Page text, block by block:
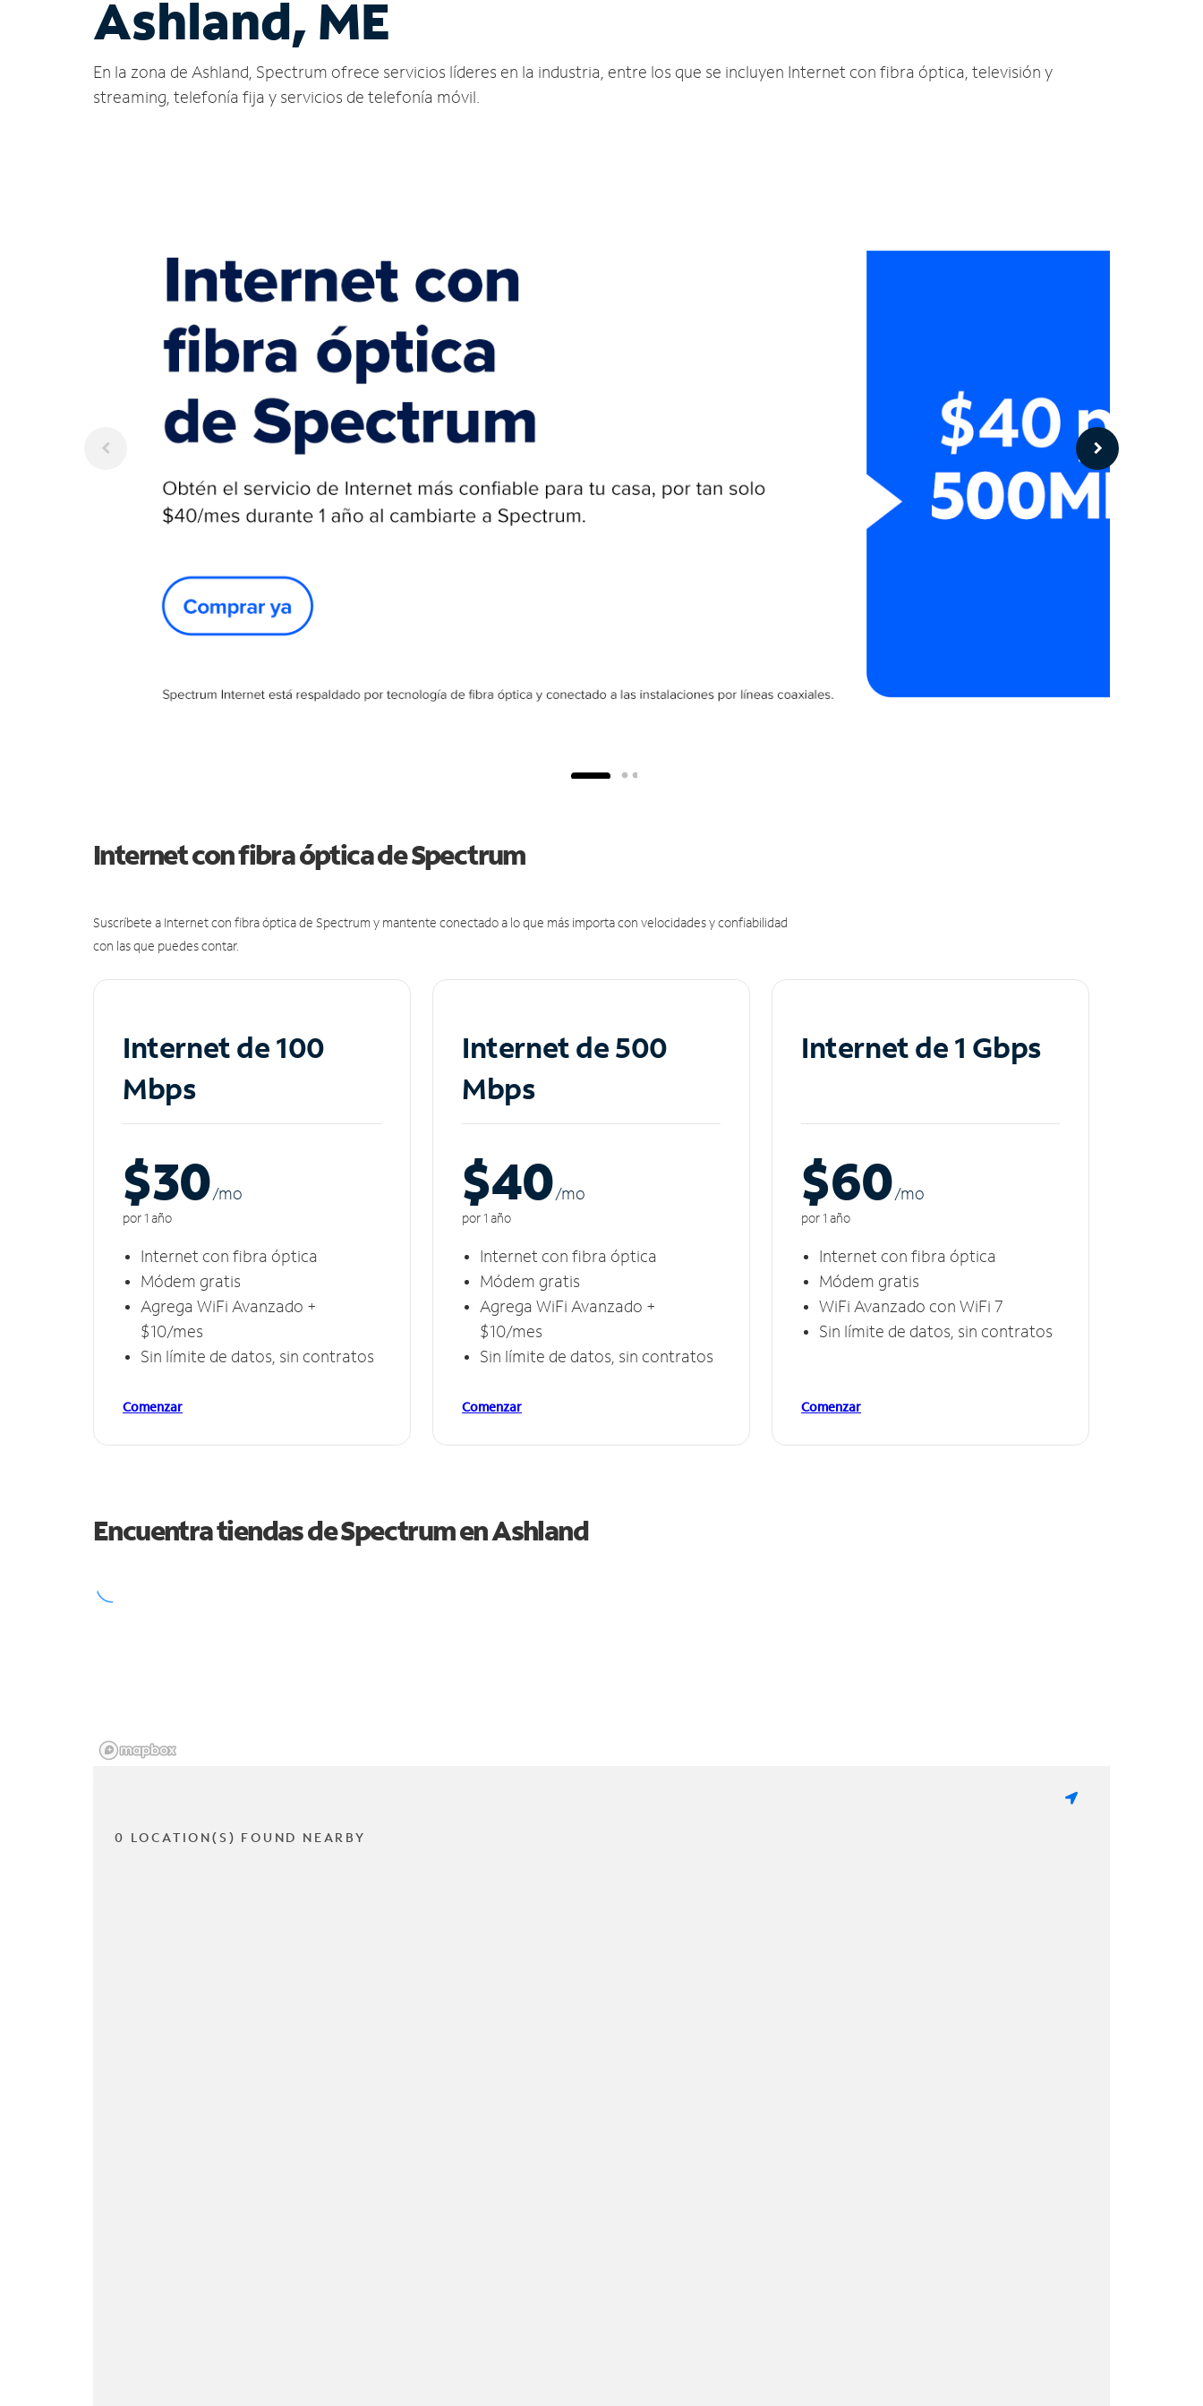
Ashland, ME
En la zona de Ashland, Spectrum ofrece servicios líderes en la industria, entre los que se incluyen Internet con fibra óptica, televisión y
streaming, telefonía fija y servicios de telefonía móvil.
Internet con fibra óptica de Spectrum
Suscríbete a Internet con fibra óptica de Spectrum y mantente conectado a lo que más importa con velocidades y confiabilidad
con las que puedes contar.
Internet de 100
Mbps
$30/mo
por 1 año
Internet con fibra óptica
Módem gratis
Agrega WiFi Avanzado +
$10/mes
Sin límite de datos, sin contratos
Comenzar
Internet de 500
Mbps
$40/mo
por 1 año
Internet con fibra óptica
Módem gratis
Agrega WiFi Avanzado +
$10/mes
Sin límite de datos, sin contratos
Comenzar
Internet de 1 Gbps
$60/mo
por 1 año
Internet con fibra óptica
Módem gratis
WiFi Avanzado con WiFi 7
Sin límite de datos, sin contratos
Comenzar
Encuentra tiendas de Spectrum enAshland
0 LOCATION(S) FOUND NEARBY